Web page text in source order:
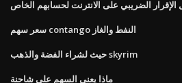
الإقرار الضريبي على الانترنت لحسابهم الخاص
سعر سهم contango النفط والغاز
حيث لشراء الفضة والذهب skyrim
ماذا يعني السهم على شاحنة